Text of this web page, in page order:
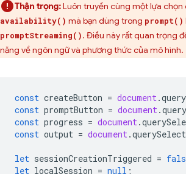
Thận trọng:Luôn truyền cùng một lựa chọn
availability() mà bạn dùng trong prompt()
promptStreaming(). Điều này rất quan trọng
năng về ngôn ngữ và phương thức của mô hình.
const createButton = document.
const promptButton = document.
const progress = document.
const output = document.
let sessionCreationTriggered =
let localSession = null ;